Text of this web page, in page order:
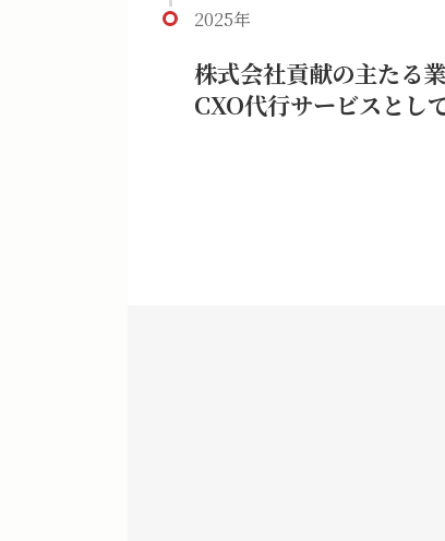
2025年
株式会社貢献の主たる
CXO代行サービスとし